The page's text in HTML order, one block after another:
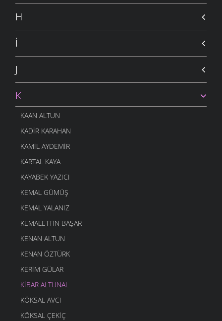
H
İ
J
K
KAAN ALTUN
KADIR KARAHAN
KAMIL AYDEMIR
KARTAL KAYA
KAYABEK YAZICI
KEMAL GÜMÜŞ
KEMAL YALANIZ
KEMALETTIN BAŞAR
KENAN ALTUN
KENAN ÖZTÜRK
KERIM GÜLAR
KIBAR ALTUNAL
KÖKSAL AVCI
KÖKSAL ÇEKIÇ